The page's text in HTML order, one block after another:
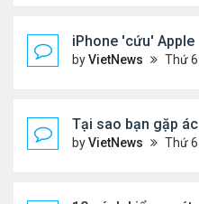
iPhone 'cứu' Apple
byVietNews Thứ 6 Tháng 7 29, 2022 11:43 am
Tại sao bạn gặp
byVietNews Thứ 6 Tháng 7 29, 2022 10:47 am